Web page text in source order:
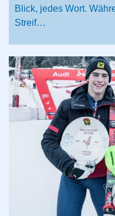
Blick, jedes Wort.
Streif…